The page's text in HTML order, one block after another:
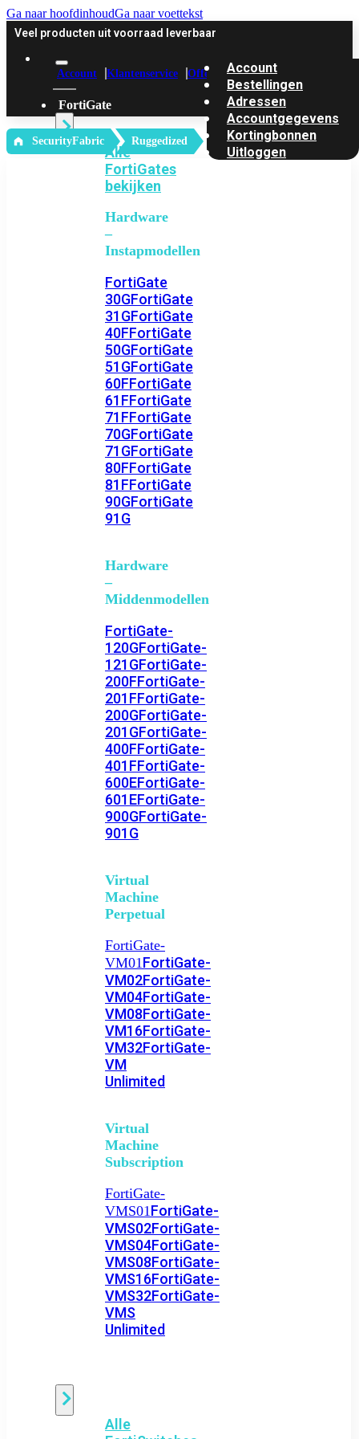
Ga naar hoofdinhoudGa naar voettekst
Veel producten uit voorraad leverbaar
Account Klantenservice Offerte
FortiGate
Alle
FortiGates
bekijken
Hardware
–
Instapmodellen
FortiGate
30GFortiGate
31GFortiGate
40FFortiGate
50GFortiGate
51GFortiGate
60FFortiGate
61FFortiGate
71FFortiGate
70GFortiGate
71GFortiGate
80FFortiGate
81FFortiGate
90GFortiGate
91G
Hardware
–
Middenmodellen
FortiGate-
120GFortiGate-
121GFortiGate-
200FFortiGate-
201FFortiGate-
200GFortiGate-
201GFortiGate-
400FFortiGate-
401FFortiGate-
600EFortiGate-
601EFortiGate-
900GFortiGate-
901G
Virtual
Machine
Perpetual
FortiGate-
VM01FortiGate-
VM02FortiGate-
VM04FortiGate-
VM08FortiGate-
VM16FortiGate-
VM32FortiGate-
VM
Unlimited
Virtual
Machine
Subscription
FortiGate-
VMS01FortiGate-
VMS02FortiGate-
VMS04FortiGate-
VMS08FortiGate-
VMS16FortiGate-
VMS32FortiGate-
VMS
Unlimited
Alle
Account
Bestellingen
Adressen
Accountgegevens
Kortingbonnen
Uitloggen
‎ SecurityFabric Ruggedized